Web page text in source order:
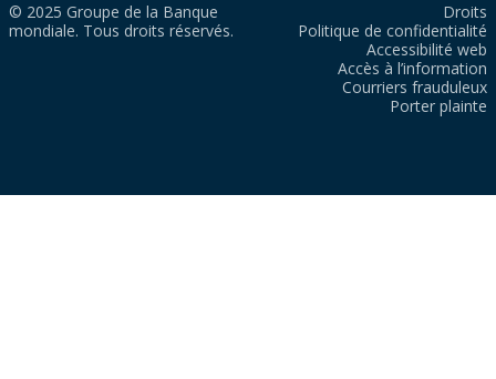
© 2025 Groupe de la Banque
mondiale. Tous droits réservés.
Droits
Politique de confidentialité
Accessibilité web
Accès à l’information
Courriers frauduleux
Porter plainte